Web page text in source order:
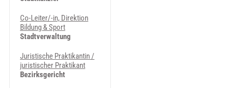
Co-Leiter/-in, Direktion
Bildung & Sport
Stadtverwaltung
Juristische Praktikantin /
juristischer Praktikant
Bezirksgericht